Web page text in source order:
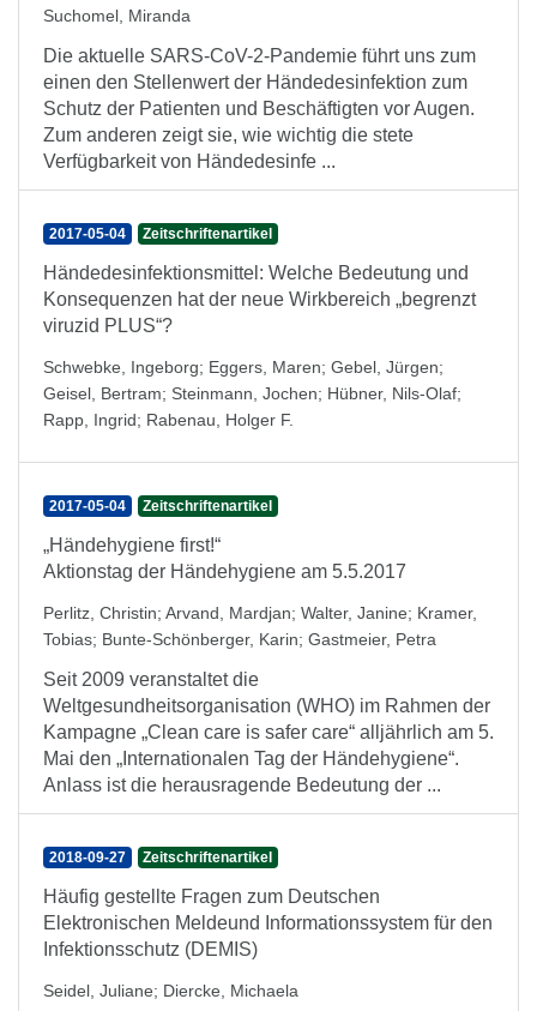
Suchomel, Miranda
Die aktuelle SARS-CoV-2-Pandemie führt uns zum
einen den Stellenwert der Händedesinfektion zum
Schutz der Patienten und Beschäftigten vor Augen.
Zum anderen zeigt sie, wie wichtig die stete
Verfügbarkeit von Händedesinfe ...
2017-05-04 Zeitschriftenartikel
Händedesinfektionsmittel: Welche Bedeutung und
Konsequenzen hat der neue Wirkbereich „begrenzt
viruzid PLUS“?
Schwebke, Ingeborg; Eggers, Maren; Gebel, Jürgen;
Geisel, Bertram; Steinmann, Jochen; Hübner, Nils-Olaf;
Rapp, Ingrid; Rabenau, Holger F.
2017-05-04 Zeitschriftenartikel
„Händehygiene first!“
Aktionstag der Händehygiene am 5.5.2017
Perlitz, Christin; Arvand, Mardjan; Walter, Janine; Kramer,
Tobias; Bunte-Schönberger, Karin; Gastmeier, Petra
Seit 2009 veranstaltet die
Weltgesundheitsorganisation (WHO) im Rahmen der
Kampagne „Clean care is safer care“ alljährlich am 5.
Mai den „Internationalen Tag der Händehygiene“.
Anlass ist die herausragende Bedeutung der ...
2018-09-27 Zeitschriftenartikel
Häufig gestellte Fragen zum Deutschen
Elektronischen Meldeund Informationssystem für den
Infektionsschutz (DEMIS)
Seidel, Juliane; Diercke, Michaela